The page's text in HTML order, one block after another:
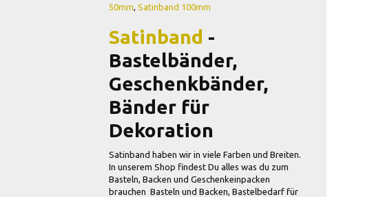
50mm Satinband 100mm
Satinband -
Bastelbänder,
Geschenkbänder,
Bänder für
Dekoration
Satinband haben wir in viele Farben und Breiten.
In unserem Shop findest Du alles was du zum
Basteln, Backen und Geschenkeinpacken
brauchen Basteln und Backen, Bastelbedarf für